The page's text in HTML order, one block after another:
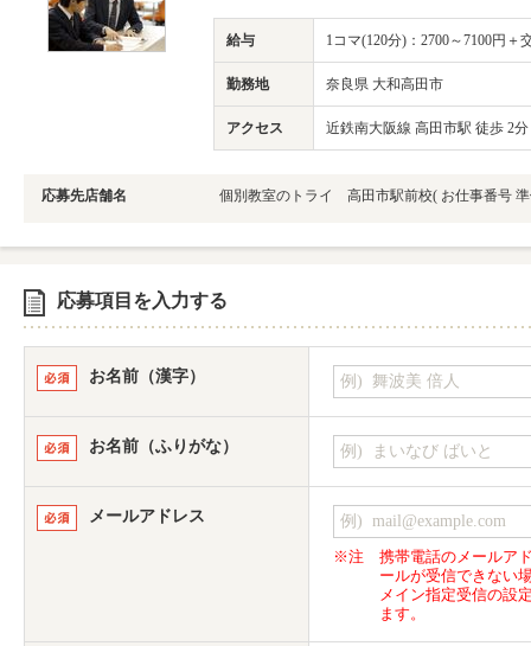
給与 1コマ(120分)：2700～7100円＋
勤務地 奈良県 大和高田市
アクセス 近鉄南大阪線 高田市駅 徒歩 2分
応募先店舗名 個別教室のトライ 高田市駅前校( お仕事番号
応募項目を入力する
お名前（漢字）
お名前（ふりがな）
メールアドレス
※注
携帯電話のメールア
ールが受信できない
メイン指定受信の設
ます。